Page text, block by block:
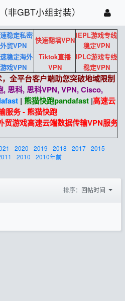
非GBT小组封装）
稳定私密
外贸VPN
快速翻墙VPN
IEPL游戏专线
稳定VPN
稳定海外
游戏VPN
Tiktok直播
VPN
IPLC游戏专线
稳定VPN
全平台客户端助您突破地域限制
, 思科, 思科VPN, VPN, Cisco,
| 熊猫快跑pandafast|高速云
服务 - 熊猫快跑
贸游戏高速云端数据传输VPN服务
2020 2019 2018 2017 2015
2010
2010年前
排序： 回帖时间